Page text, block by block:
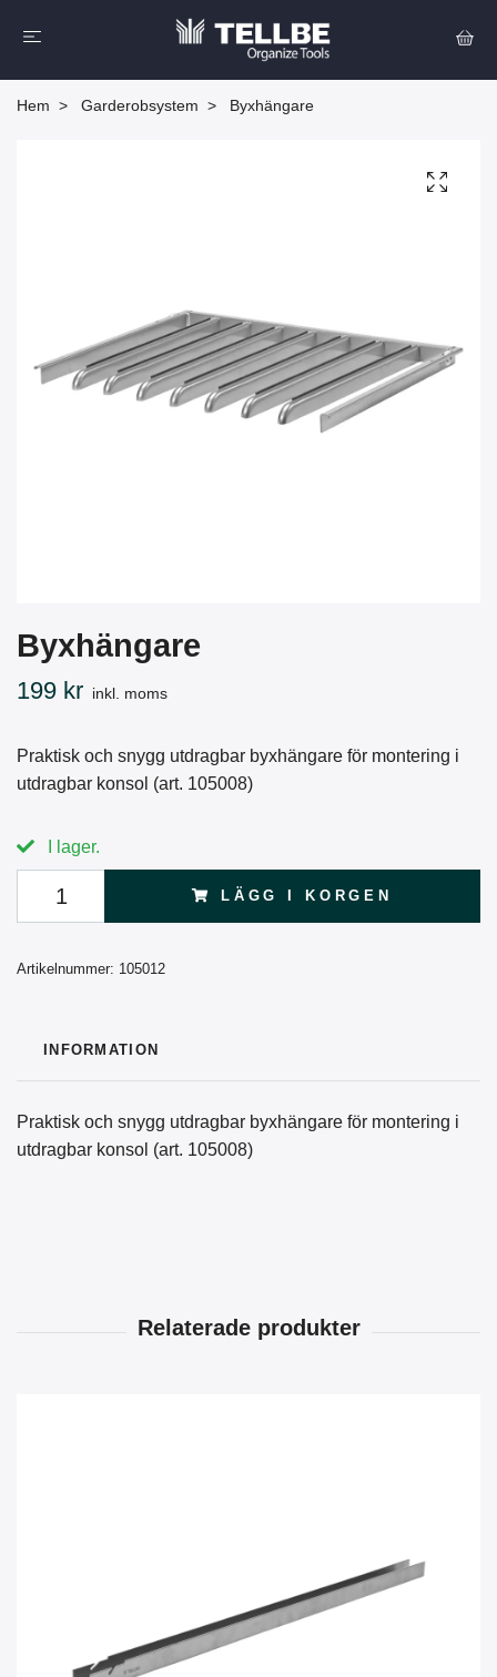
Hem Garderobsystem Byxhängare
Byxhängare
199 kr inkl. moms
Praktisk och snygg utdragbar byxhängare för montering i
utdragbar konsol (art. 105008)
I lager.
LÄGG I KORGEN
Artikelnummer: 105012
INFORMATION
Praktisk och snygg utdragbar byxhängare för montering i
utdragbar konsol (art. 105008)